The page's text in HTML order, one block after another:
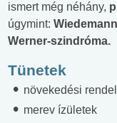
ismert még néhány,
úgymint:
Werner-szindróma.
Tünetek
növekedési
merev ízületek